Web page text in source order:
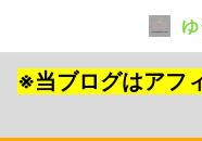
※当ブログはアフ